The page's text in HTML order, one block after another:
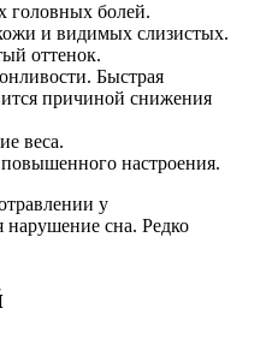
головных болей.
и видимых слизистых.
оттенок.
Быстрая
причиной снижения
веса.
настроения.
у
нарушение сна. Редко